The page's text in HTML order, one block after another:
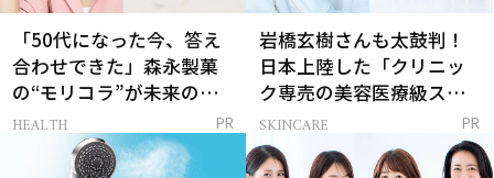
「50代になった今、答え
合わせできた」森永製菓
の“モリコラ”が未来のキ
レイを連れてくる！
HEALTH PR
岩橋玄樹さんも太鼓判！
日本上陸した「クリニッ
ク専売の美容医療級スキ
ンケア」
SKINCARE PR